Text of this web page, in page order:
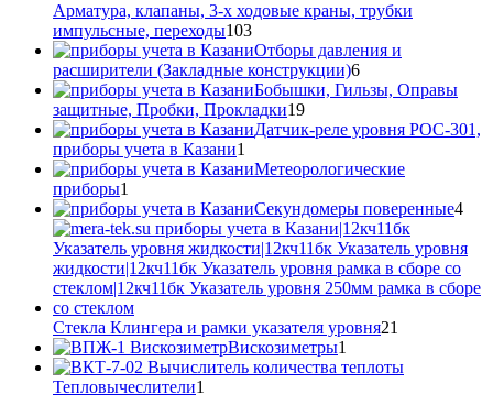
Арматура, клапаны, 3-х ходовые краны, трубки
импульсные, переходы103103
товара
Отборы давления и
расширители (Закладные конструкции)66
товаров
Бобышки, Гильзы, Оправы
защитные, Пробки, Прокладки1919
товаров
Датчик-реле уровня РОС-301,
приборы учета в Казани1
товар
Метеорологические
приборы1
товар
Секундомеры поверенные44
Стекла Клингера и рамки указателя уровня21
Вискозиметры1
товар
Тепловычеслители1